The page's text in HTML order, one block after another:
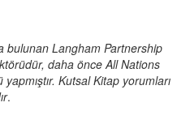
bulunan Langham Partnership
daha önce All Nations
Kutsal Kitap yorumları
.